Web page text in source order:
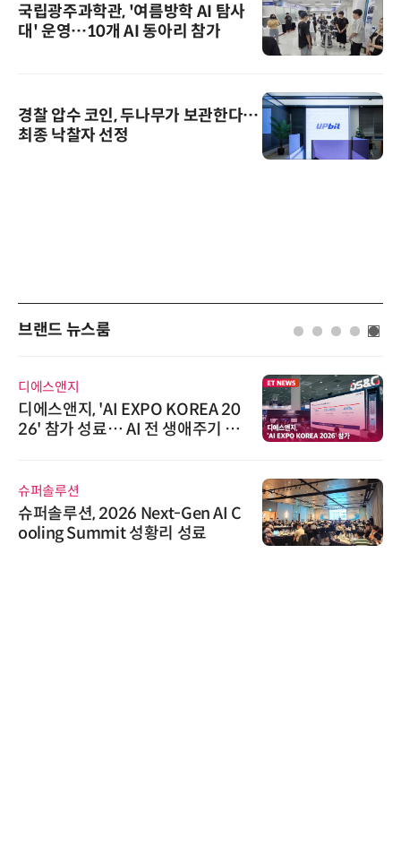
국립광주과학관, '여름방학 AI 탐사
대' 운영…10개 AI 동아리 참가
경찰 압수 코인, 두나무가 보관한다…
최종 낙찰자 선정
브랜드 뉴스룸
디에스앤지
디에스앤지, 'AI EXPO KOREA 20
26' 참가 성료… AI 전 생애주기 아
슈퍼솔루션
슈퍼솔루션, 2026 Next-Gen AI C
ooling Summit 성황리 성료